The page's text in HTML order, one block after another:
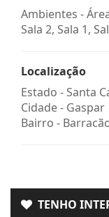
Ambientes -
Sala 2, Sala 1,
Localização
Estado -Santa
Cidade - Gaspar
Bairro -
TENHO